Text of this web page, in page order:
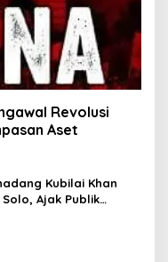
Revolusi
Aset
Kubilai Khan
Ajak Publik
Leluhur Nusantara